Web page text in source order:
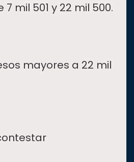
mil 501 y 22 mil 500.
mayores a 22 mil